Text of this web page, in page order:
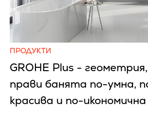
ПРОДУКТИ
GROHE Plus -
прави банята по-умна,
красива и по-икономична